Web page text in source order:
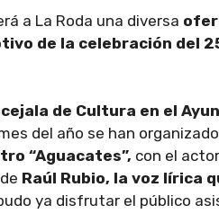
a La Roda una diversa
de la celebración del
de Cultura en el
del año se han
“Aguacates”, con el
Raúl Rubio, la voz lírica
ya disfrutar el público